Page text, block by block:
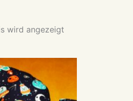
wird angezeigt